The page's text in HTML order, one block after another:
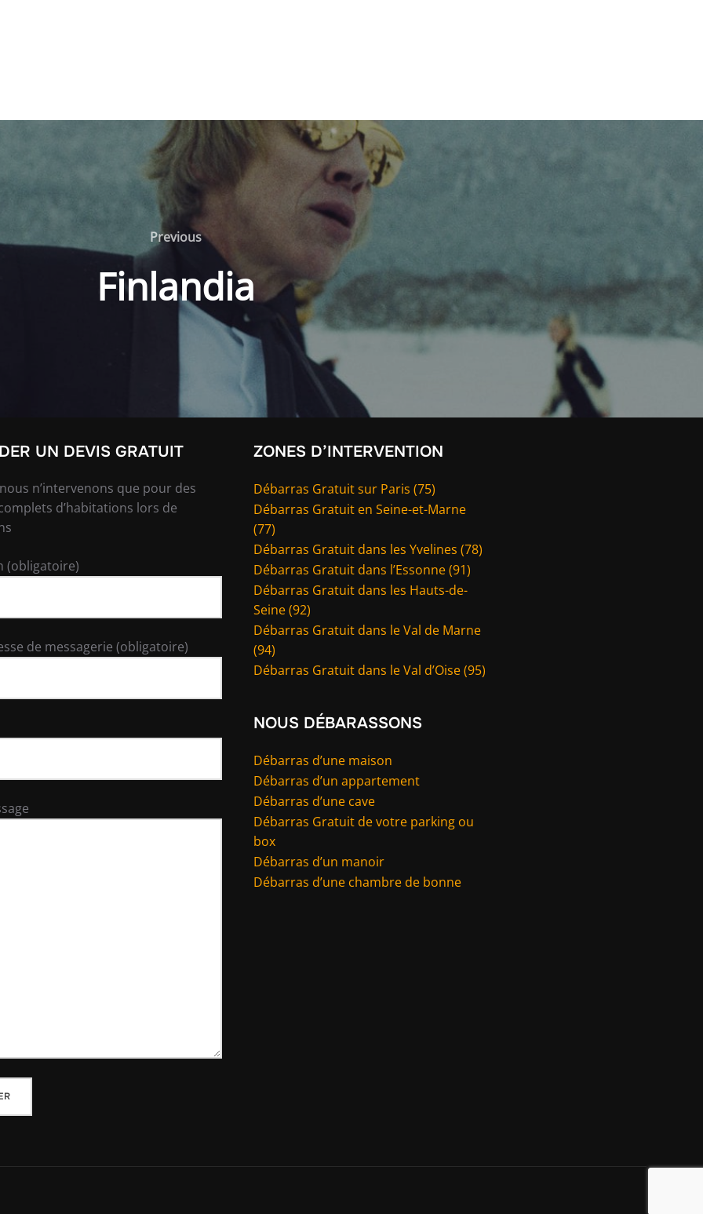
Previous
Previous
Finlandia
UN DEVIS GRATUIT
n’intervenons que pour des
d’habitations lors de
(obligatoire)
de messagerie (obligatoire)
ZONES D’INTERVENTION
Débarras Gratuit sur Paris (75)
Débarras Gratuit en Seine-et-Marne
(77)
Débarras Gratuit dans les Yvelines (78)
Débarras Gratuit dans l’Essonne (91)
Débarras Gratuit dans les Hauts-de-
Seine (92)
Débarras Gratuit dans le Val de Marne
(94)
Débarras Gratuit dans le Val d’Oise (95)
NOUS DÉBARASSONS
Débarras d’une maison
Débarras d’un appartement
Débarras d’une cave
Débarras Gratuit de votre parking ou
box
Débarras d’un manoir
Débarras d’une chambre de bonne